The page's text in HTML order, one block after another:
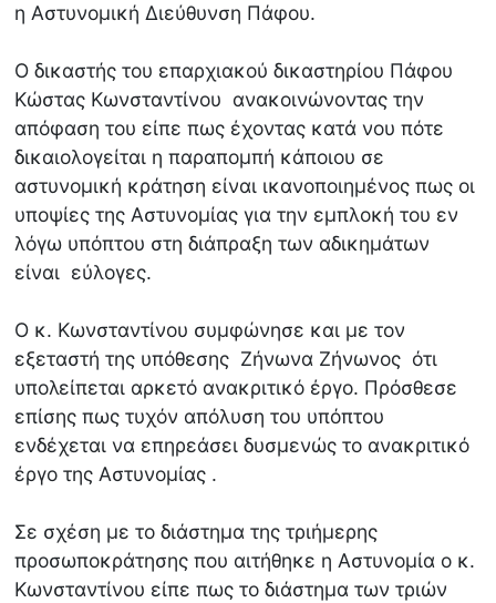
η Αστυνομική Διεύθυνση Πάφου.
Ο δικαστής του επαρχιακού δικαστηρίου Πάφου
Κώστας Κωνσταντίνου ανακοινώνοντας την
απόφαση του είπε πως έχοντας κατά νου πότε
δικαιολογείται η παραπομπή κάποιου σε
αστυνομική κράτηση είναι ικανοποιημένος πως οι
υποψίες της Αστυνομίας για την εμπλοκή του εν
λόγω υπόπτου στη διάπραξη των αδικημάτων
είναι εύλογες.
Ο κ. Κωνσταντίνου συμφώνησε και με τον
εξεταστή της υπόθεσης Ζήνωνα Ζήνωνος ότι
υπολείπεται αρκετό ανακριτικό έργο. Πρόσθεσε
επίσης πως τυχόν απόλυση του υπόπτου
ενδέχεται να επηρεάσει δυσμενώς το ανακριτικό
έργο της Αστυνομίας .
Σε σχέση με το διάστημα της τριήμερης
προσωποκράτησης που αιτήθηκε η Αστυνομία ο κ.
Κωνσταντίνου είπε πως το διάστημα των τριών